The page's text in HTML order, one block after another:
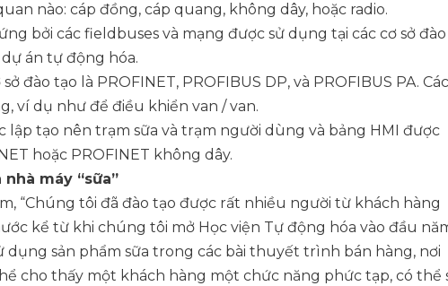
nào: cáp đồng, cáp quang, không dây, hoặc radio.
bởi các fieldbuses và mạng được sử dụng tại các cơ sở đào
án tự động hóa.
đào tạo là PROFINET, PROFIBUS DP, và PROFIBUS PA. Các
ví dụ như để điều khiển van / van.
lập tạo nên trạm sữa và trạm người dùng và bảng HMI được
hoặc PROFINET không dây.
máy “sữa”
“Chúng tôi đã đào tạo được rất nhiều người từ khách hàng
kể từ khi chúng tôi mở Học viện Tự động hóa vào đầu
dụng sản phẩm sữa trong các bài thuyết trình bán hàng, nơi
cho thấy một khách hàng một chức năng phức tạp, có thể